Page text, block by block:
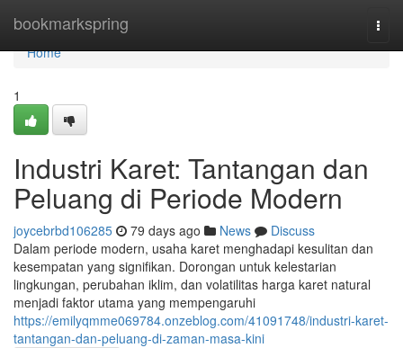
bookmarkspring
Home
Home
1
Industri Karet: Tantangan dan
Peluang di Periode Modern
joycebrbd106285 79 days ago News
Discuss
Dalam periode modern, usaha karet menghadapi kesulitan dan
kesempatan yang signifikan. Dorongan untuk kelestarian
lingkungan, perubahan iklim, dan volatilitas harga karet natural
menjadi faktor utama yang mempengaruhi
https://emilyqmme069784.onzeblog.com/41091748/industri-karet-
tantangan-dan-peluang-di-zaman-masa-kini